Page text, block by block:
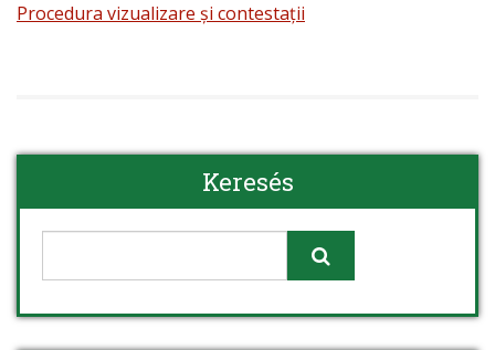
Procedura vizualizare și contestații
Keresés